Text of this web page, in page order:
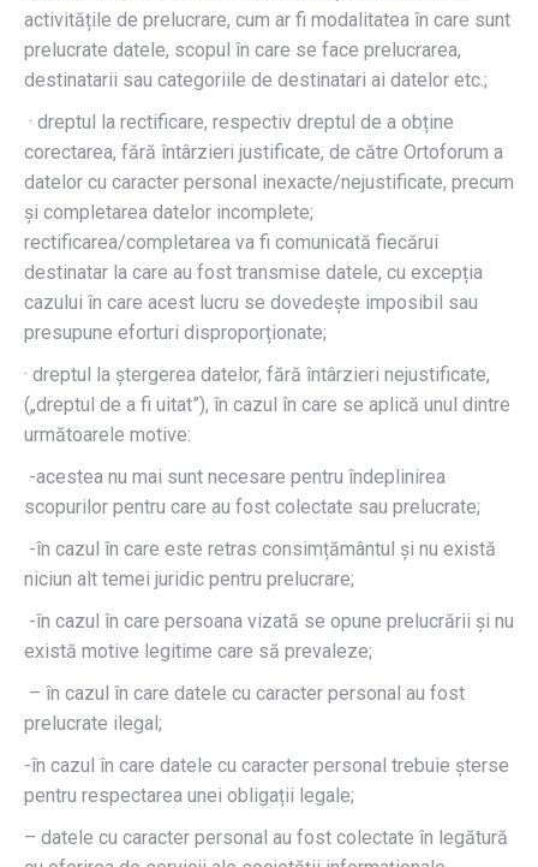
activitățile de prelucrare, cum ar fi modalitatea în care sunt
prelucrate datele, scopul în care se face prelucrarea,
destinatarii sau categoriile de destinatari ai datelor etc.;
· dreptul la rectificare, respectiv dreptul de a obține
corectarea, fără întârzieri justificate, de către Ortoforum a
datelor cu caracter personal inexacte/nejustificate, precum
și completarea datelor incomplete;
rectificarea/completarea va fi comunicată fiecărui
destinatar la care au fost transmise datele, cu excepția
cazului în care acest lucru se dovedește imposibil sau
presupune eforturi disproporționate;
· dreptul la ștergerea datelor, fără întârzieri nejustificate,
(„dreptul de a fi uitat”), în cazul în care se aplică unul dintre
următoarele motive:
-acestea nu mai sunt necesare pentru îndeplinirea
scopurilor pentru care au fost colectate sau prelucrate;
-în cazul în care este retras consimțământul și nu există
niciun alt temei juridic pentru prelucrare;
-în cazul în care persoana vizată se opune prelucrării și nu
există motive legitime care să prevaleze;
– în cazul în care datele cu caracter personal au fost
prelucrate ilegal;
-în cazul în care datele cu caracter personal trebuie șterse
pentru respectarea unei obligații legale;
– datele cu caracter personal au fost colectate în legătură